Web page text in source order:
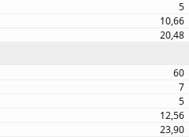
5
10,66
20,48
60
7
5
12,56
23,90